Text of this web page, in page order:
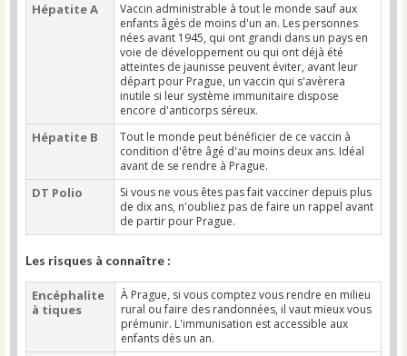
Hépatite A
Vaccin administrable à tout le monde sauf aux
enfants âgés de moins d'un an. Les personnes
nées avant 1945, qui ont grandi dans un pays en
voie de développement ou qui ont déjà été
atteintes de jaunisse peuvent éviter, avant leur
départ pour Prague, un vaccin qui s'avèrera
inutile si leur système immunitaire dispose
encore d'anticorps séreux.
Hépatite B
Tout le monde peut bénéficier de ce vaccin à
condition d'être âgé d'au moins deux ans. Idéal
avant de se rendre à Prague.
DT Polio
Si vous ne vous êtes pas fait vacciner depuis plus
de dix ans, n'oubliez pas de faire un rappel avant
de partir pour Prague.
Les risques à connaître :
Encéphalite
à tiques
À Prague, si vous comptez vous rendre en milieu
rural ou faire des randonnées, il vaut mieux vous
prémunir. L'immunisation est accessible aux
enfants dès un an.